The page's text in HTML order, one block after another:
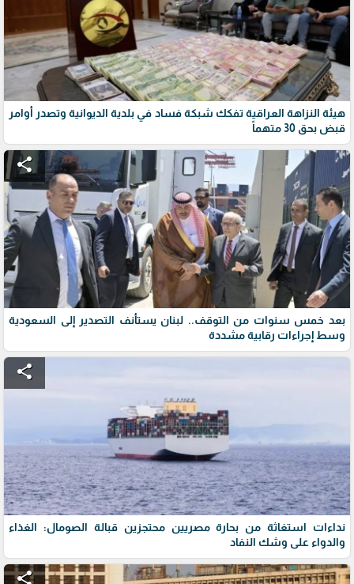
هيئة النزاهة العراقية تفكك شبكة فساد في بلدية الديوانية وتصدر أوامر
قبض بحق 30 متهماً
share
بعد خمس سنوات من التوقف.. لبنان يستأنف التصدير إلى السعودية
وسط إجراءات رقابية مشددة
share
نداءات استغاثة من بحارة مصريين محتجزين قبالة الصومال: الغذاء
والدواء على وشك النفاد
share